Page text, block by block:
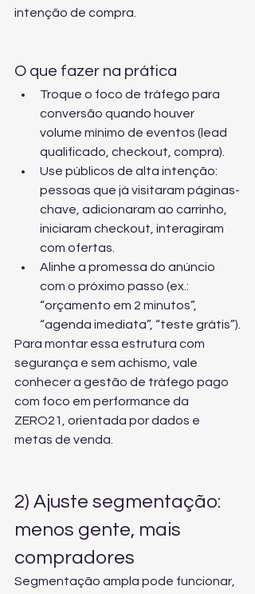
intenção de compra.
O que fazer na prática
Troque o foco de tráfego para
conversão quando houver
volume mínimo de eventos (lead
qualificado, checkout, compra).
Use públicos de alta intenção:
pessoas que já visitaram páginas-
chave, adicionaram ao carrinho,
iniciaram checkout, interagiram
com ofertas.
Alinhe a promessa do anúncio
com o próximo passo (ex.:
“orçamento em 2 minutos”,
“agenda imediata”, “teste grátis”).
Para montar essa estrutura com
segurança e sem achismo, vale
conhecer a gestão de tráfego pago
com foco em performance da
ZERO21, orientada por dados e
metas de venda.
2) Ajuste segmentação:
menos gente, mais
compradores
Segmentação ampla pode funcionar,